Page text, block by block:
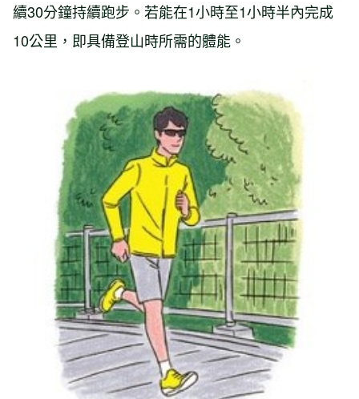
續30分鐘持續跑步。若能在1小時至1小時半內完成
10公里，即具備登山時所需的體能。